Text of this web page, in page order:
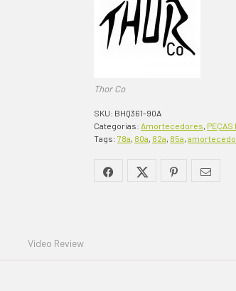
Thor Co
SKU: BHQ361-90A
Categorias: Amortecedores, PEÇAS
Tags: 78a, 80a, 82a, 85a,
Vídeo Review